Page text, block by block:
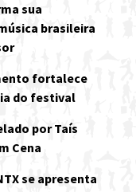
sua
brasileira
fortalece
do festival
por Taís
Cena
se apresenta